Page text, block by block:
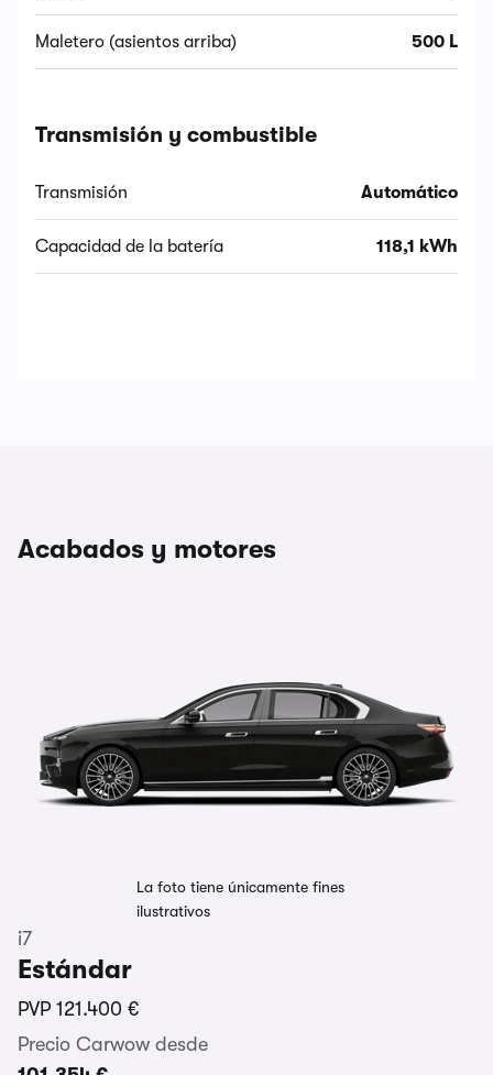
Maletero (asientos arriba) 500 L
Transmisión y combustible
Transmisión Automático
Capacidad de la batería 118,1 kWh
Acabados y motores
La foto tiene únicamente fines
ilustrativos
i7
Estándar
PVP 121.400 €
Precio Carwow desde